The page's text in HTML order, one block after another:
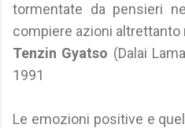
tormentate da pensieri
compiere azioni altrettanto
Tenzin Gyatso (Dalai
1991
Le emozioni positive e